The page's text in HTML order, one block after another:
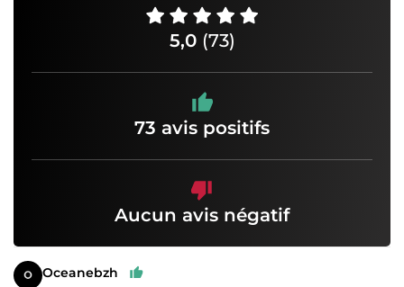
5,0 (73)
73 avis positifs
Aucun avis négatif
Oceanebzh